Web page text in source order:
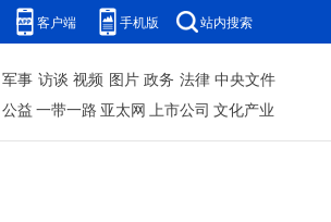
客户端 手机版 站内搜索
军事 访谈 视频 图片 政务 法律 中央文件
公益 一带一路 亚太网 上市公司 文化产业